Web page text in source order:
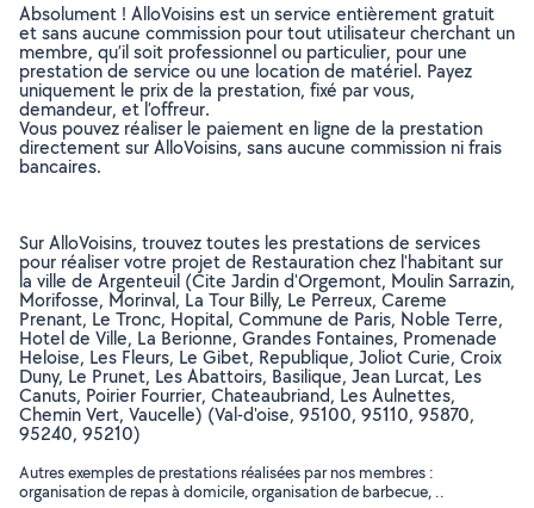
Absolument ! AlloVoisins est un service entièrement gratuit
et sans aucune commission pour tout utilisateur cherchant un
membre, qu’il soit professionnel ou particulier, pour une
prestation de service ou une location de matériel. Payez
uniquement le prix de la prestation, fixé par vous,
demandeur, et l’offreur.
Vous pouvez réaliser le paiement en ligne de la prestation
directement sur AlloVoisins, sans aucune commission ni frais
bancaires.
Sur AlloVoisins, trouvez toutes les prestations de services
pour réaliser votre projet de Restauration chez l'habitant sur
la ville de Argenteuil (Cite Jardin d'Orgemont, Moulin Sarrazin,
Morifosse, Morinval, La Tour Billy, Le Perreux, Careme
Prenant, Le Tronc, Hopital, Commune de Paris, Noble Terre,
Hotel de Ville, La Berionne, Grandes Fontaines, Promenade
Heloise, Les Fleurs, Le Gibet, Republique, Joliot Curie, Croix
Duny, Le Prunet, Les Abattoirs, Basilique, Jean Lurcat, Les
Canuts, Poirier Fourrier, Chateaubriand, Les Aulnettes,
Chemin Vert, Vaucelle) (Val-d'oise, 95100, 95110, 95870,
95240, 95210)
Autres exemples de prestations réalisées par nos membres :
organisation de repas à domicile, organisation de barbecue, ..